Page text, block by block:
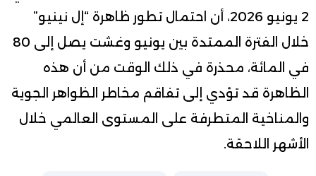
2 يونيو 2026، أن احتمال تطور ظاهرة “إل نينيو”
خلال الفترة الممتدة بين يونيو وغشت يصل إلى 80
في المائة، محذرة في ذلك الوقت من أن هذه
الظاهرة قد تؤدي إلى تفاقم مخاطر الظواهر الجوية
والمناخية المتطرفة على المستوى العالمي خلال
الأشهر اللاحقة.